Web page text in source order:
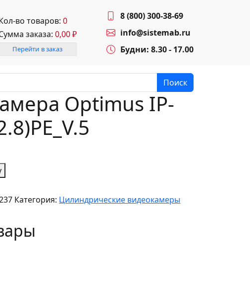
во товаров: 0
заказа: 0,00₽
Перейти в заказ
8 (800) 300-38-69
info@sistemab.ru
Будни: 8.30 - 17.00
Поиск
Optimus IP-
Категория: Цилиндрические видеокамеры